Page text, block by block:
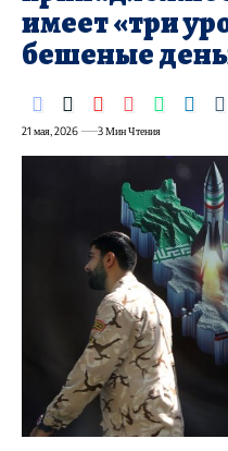
имеет «три
бешеные
21 мая, 2026 3 Мин Чтения